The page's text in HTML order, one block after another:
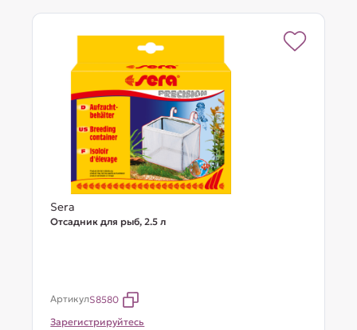
Sera
Отсадник для рыб, 2.5 л
АртикулS8580
Зарегистрируйтесь